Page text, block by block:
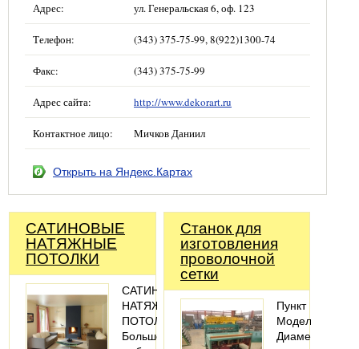
Адрес: ул. Генеральская 6, оф. 123
Телефон: (343) 375-75-99, 8(922)1300-74
Факс: (343) 375-75-99
Адрес сайта: http://www.dekorart.ru
Контактное лицо: Мичков Даниил
Открыть на Яндекс.Картах
САТИНОВЫЕ
НАТЯЖНЫЕ
ПОТОЛКИ
САТИНОВЫЕ
НАТЯЖНЫЕ
ПОТОЛКИ
Большой
Станок для
изготовления
проволочной
сетки
Пункт
МодельЛМ-189
Диаметр